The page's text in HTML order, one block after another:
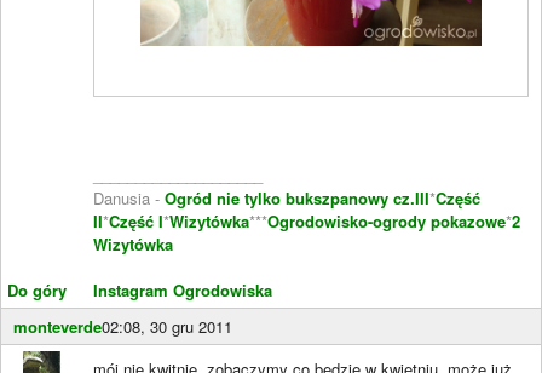
Do góry
Danusia - Ogród nie tylko bukszpanowy cz.III*Część
II*Część I*Wizytówka***Ogrodowisko-ogrody pokazowe*2
Wizytówka
Instagram Ogrodowiska
monteverde02:08, 30 gru 2011